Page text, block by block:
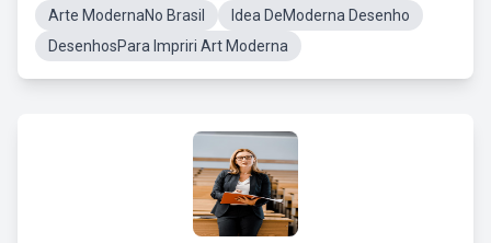
Arte ModernaNo Brasil
Idea DeModerna Desenho
DesenhosPara Impriri Art Moderna